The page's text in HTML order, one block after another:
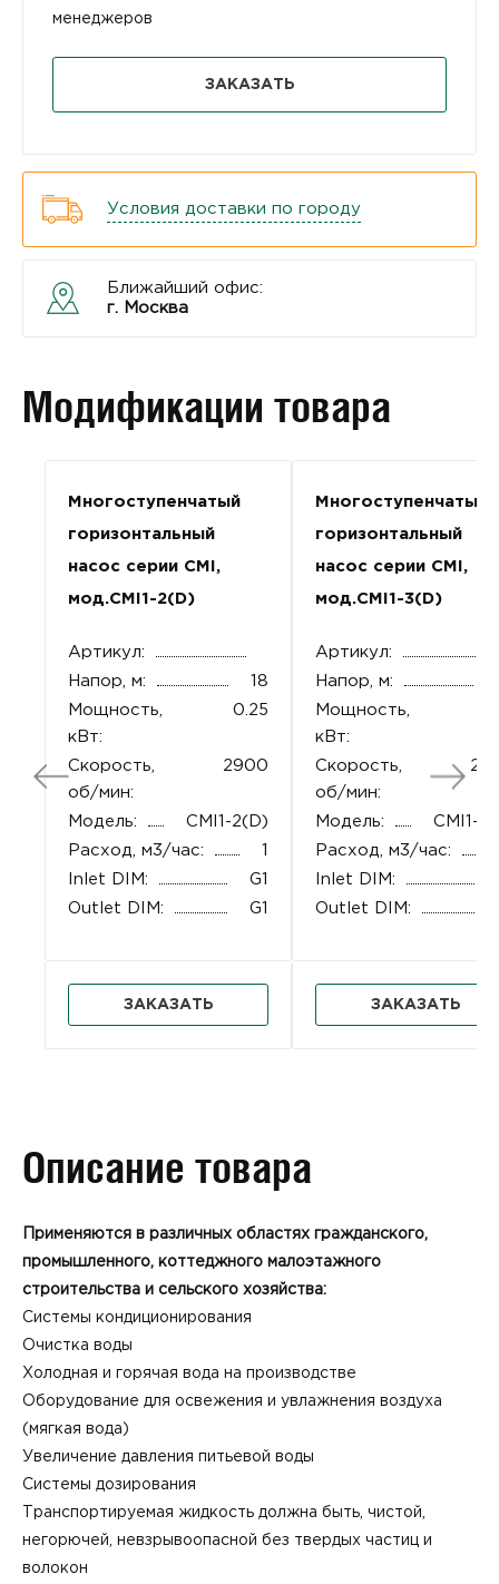
менеджеров
ЗАКАЗАТЬ
Условия доставки по городу
Ближайший офис:
г. Москва
Модификации товара
Многоступенчатый
горизонтальный
насос серии CMI,
мод.CMI1-2(D)
Артикул:
Напор, м:
18
Мощность,
кВт:
0.25
Скорость,
об/мин:
2900
Модель:
CMI1-2(D)
Расход, м3/час:
1
Inlet DIM:
G1
Outlet DIM:
G1
ЗАКАЗАТЬ
Многоступенчатый
горизонтальный
насос серии CMI,
мод.CMI1-3(D)
Артикул:
Напор, м:
Мощность,
кВт:
Скорость,
об/мин:
Модель:
CMI1-
Расход, м3/час:
Inlet DIM:
Outlet DIM:
ЗАКАЗАТЬ
Описание товара
Применяются в различных областях гражданского,
промышленного, коттеджного малоэтажного
строительства и сельского хозяйства:
Системы кондиционирования
Очистка воды
Холодная и горячая вода на производстве
Оборудование для освежения и увлажнения воздуха
(мягкая вода)
Увеличение давления питьевой воды
Системы дозирования
Транспортируемая жидкость должна быть, чистой,
негорючей, невзрывоопасной без твердых частиц и
волокон